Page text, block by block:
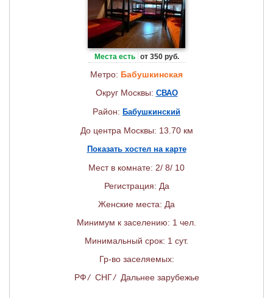
Места есть от 350 руб.
Метро: Бабушкинская
Округ Москвы: СВАО
Район: Бабушкинский
До центра Москвы: 13.70 км
Показать хостел на карте
Мест в комнате: 2/ 8/ 10
Регистрация: Да
Женские места: Да
Минимум к заселению: 1 чел.
Минимальный срок: 1 сут.
Гр-во заселяемых:
РФ/ СНГ/ Дальнее зарубежье